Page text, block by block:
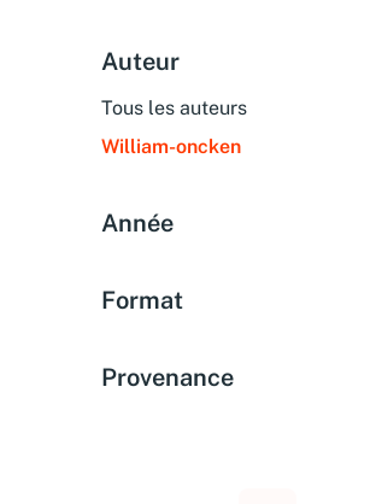
Auteur
Tous les auteurs
William-oncken
Année
Format
Provenance